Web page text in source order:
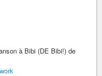
à Bibi (DE Bibi!) de